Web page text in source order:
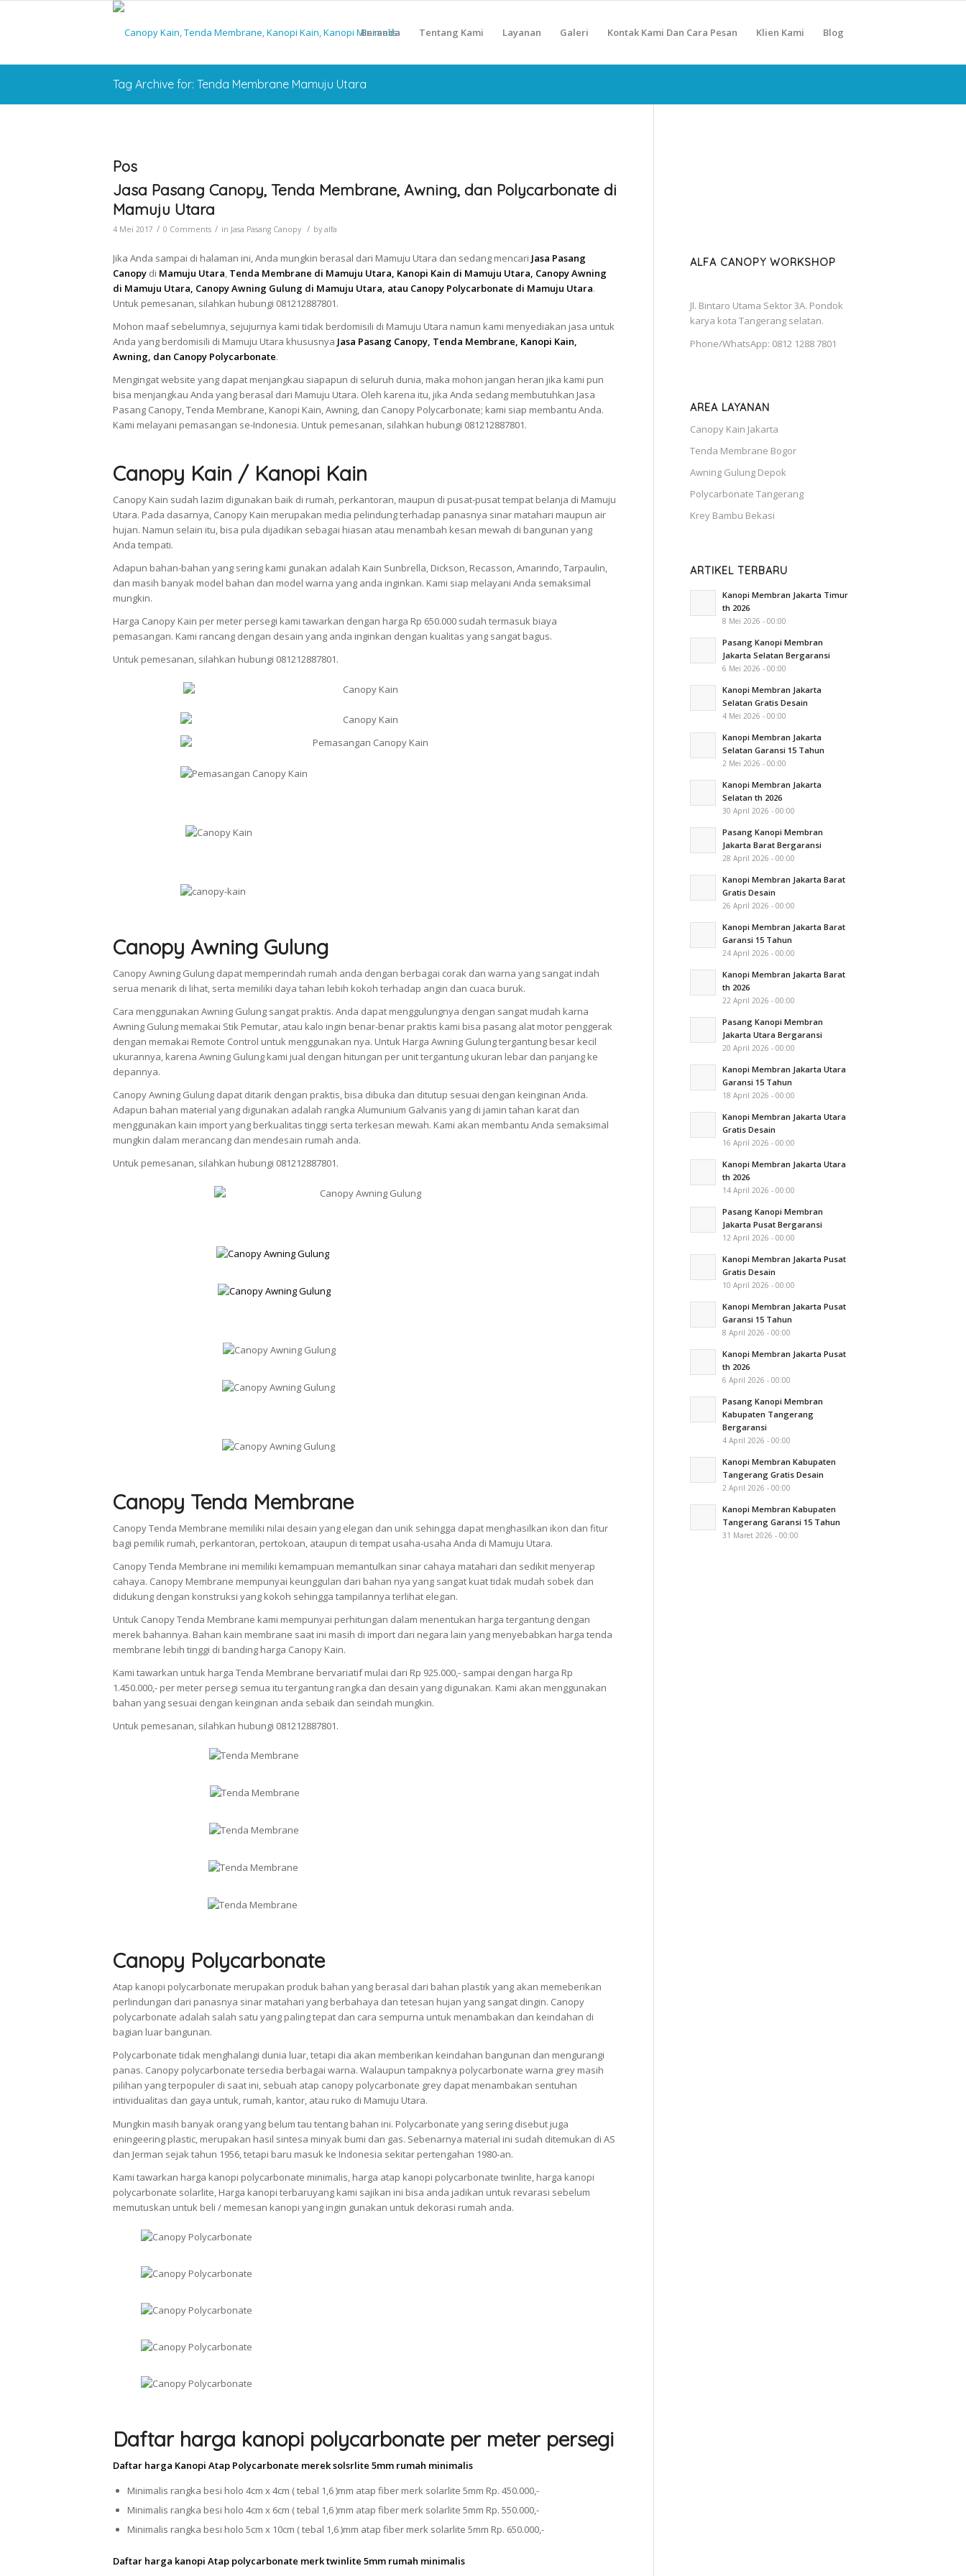
Beranda Tentang Kami Layanan Galeri Kontak Kami Dan Cara Pesan Klien Kami Blog
Tag Archive for: Tenda Membrane Mamuju Utara
Pos
Jasa Pasang Canopy, Tenda Membrane, Awning, dan Polycarbonate di
Mamuju Utara
4 Mei 2017 / 0 Comments / in Jasa Pasang Canopy / by alfa
Jika Anda sampai di halaman ini, Anda mungkin berasal dari Mamuju Utara dan sedang mencari Jasa Pasang
Canopy di Mamuju Utara, Tenda Membrane di Mamuju Utara, Kanopi Kain di Mamuju Utara, Canopy Awning
di Mamuju Utara, Canopy Awning Gulung di Mamuju Utara, atau Canopy Polycarbonate di Mamuju Utara.
Untuk pemesanan, silahkan hubungi 081212887801.
Mohon maaf sebelumnya, sejujurnya kami tidak berdomisili di Mamuju Utara namun kami menyediakan jasa untuk
Anda yang berdomisili di Mamuju Utara khususnya Jasa Pasang Canopy, Tenda Membrane, Kanopi Kain,
Awning, dan Canopy Polycarbonate.
Mengingat website yang dapat menjangkau siapapun di seluruh dunia, maka mohon jangan heran jika kami pun
bisa menjangkau Anda yang berasal dari Mamuju Utara. Oleh karena itu, jika Anda sedang membutuhkan Jasa
Pasang Canopy, Tenda Membrane, Kanopi Kain, Awning, dan Canopy Polycarbonate; kami siap membantu Anda.
Kami melayani pemasangan se-Indonesia. Untuk pemesanan, silahkan hubungi 081212887801.
Canopy Kain / Kanopi Kain
Canopy Kain sudah lazim digunakan baik di rumah, perkantoran, maupun di pusat-pusat tempat belanja di Mamuju
Utara. Pada dasarnya, Canopy Kain merupakan media pelindung terhadap panasnya sinar matahari maupun air
hujan. Namun selain itu, bisa pula dijadikan sebagai hiasan atau menambah kesan mewah di bangunan yang
Anda tempati.
Adapun bahan-bahan yang sering kami gunakan adalah Kain Sunbrella, Dickson, Recasson, Amarindo, Tarpaulin,
dan masih banyak model bahan dan model warna yang anda inginkan. Kami siap melayani Anda semaksimal
mungkin.
Harga Canopy Kain per meter persegi kami tawarkan dengan harga Rp 650.000 sudah termasuk biaya
pemasangan. Kami rancang dengan desain yang anda inginkan dengan kualitas yang sangat bagus.
Untuk pemesanan, silahkan hubungi 081212887801.
Canopy Awning Gulung
Canopy Awning Gulung dapat memperindah rumah anda dengan berbagai corak dan warna yang sangat indah
serua menarik di lihat, serta memiliki daya tahan lebih kokoh terhadap angin dan cuaca buruk.
Cara menggunakan Awning Gulung sangat praktis. Anda dapat menggulungnya dengan sangat mudah karna
Awning Gulung memakai Stik Pemutar, atau kalo ingin benar-benar praktis kami bisa pasang alat motor penggerak
dengan memakai Remote Control untuk menggunakan nya. Untuk Harga Awning Gulung tergantung besar kecil
ukurannya, karena Awning Gulung kami jual dengan hitungan per unit tergantung ukuran lebar dan panjang ke
depannya.
Canopy Awning Gulung dapat ditarik dengan praktis, bisa dibuka dan ditutup sesuai dengan keinginan Anda.
Adapun bahan material yang digunakan adalah rangka Alumunium Galvanis yang di jamin tahan karat dan
menggunakan kain import yang berkualitas tinggi serta terkesan mewah. Kami akan membantu Anda semaksimal
mungkin dalam merancang dan mendesain rumah anda.
Untuk pemesanan, silahkan hubungi 081212887801.
Canopy Tenda Membrane
Canopy Tenda Membrane memiliki nilai desain yang elegan dan unik sehingga dapat menghasilkan ikon dan fitur
bagi pemilik rumah, perkantoran, pertokoan, ataupun di tempat usaha-usaha Anda di Mamuju Utara.
Canopy Tenda Membrane ini memiliki kemampuan memantulkan sinar cahaya matahari dan sedikit menyerap
cahaya. Canopy Membrane mempunyai keunggulan dari bahan nya yang sangat kuat tidak mudah sobek dan
didukung dengan konstruksi yang kokoh sehingga tampilannya terlihat elegan.
Untuk Canopy Tenda Membrane kami mempunyai perhitungan dalam menentukan harga tergantung dengan
merek bahannya. Bahan kain membrane saat ini masih di import dari negara lain yang menyebabkan harga tenda
membrane lebih tinggi di banding harga Canopy Kain.
Kami tawarkan untuk harga Tenda Membrane bervariatif mulai dari Rp 925.000,- sampai dengan harga Rp
1.450.000,- per meter persegi semua itu tergantung rangka dan desain yang digunakan. Kami akan menggunakan
bahan yang sesuai dengan keinginan anda sebaik dan seindah mungkin.
Untuk pemesanan, silahkan hubungi 081212887801.
Canopy Polycarbonate
Atap kanopi polycarbonate merupakan produk bahan yang berasal dari bahan plastik yang akan memeberikan
perlindungan dari panasnya sinar matahari yang berbahaya dan tetesan hujan yang sangat dingin. Canopy
polycarbonate adalah salah satu yang paling tepat dan cara sempurna untuk menambakan dan keindahan di
bagian luar bangunan.
Polycarbonate tidak menghalangi dunia luar, tetapi dia akan memberikan keindahan bangunan dan mengurangi
panas. Canopy polycarbonate tersedia berbagai warna. Walaupun tampaknya polycarbonate warna grey masih
pilihan yang terpopuler di saat ini, sebuah atap canopy polycarbonate grey dapat menambakan sentuhan
intividualitas dan gaya untuk, rumah, kantor, atau ruko di Mamuju Utara.
Mungkin masih banyak orang yang belum tau tentang bahan ini. Polycarbonate yang sering disebut juga
eningeering plastic, merupakan hasil sintesa minyak bumi dan gas. Sebenarnya material ini sudah ditemukan di AS
dan Jerman sejak tahun 1956, tetapi baru masuk ke Indonesia sekitar pertengahan 1980-an.
Kami tawarkan harga kanopi polycarbonate minimalis, harga atap kanopi polycarbonate twinlite, harga kanopi
polycarbonate solarlite, Harga kanopi terbaruyang kami sajikan ini bisa anda jadikan untuk revarasi sebelum
memutuskan untuk beli / memesan kanopi yang ingin gunakan untuk dekorasi rumah anda.
Daftar harga kanopi polycarbonate per meter persegi
Daftar harga Kanopi Atap Polycarbonate merek solsrlite 5mm rumah minimalis
Minimalis rangka besi holo 4cm x 4cm ( tebal 1,6 )mm atap fiber merk solarlite 5mm Rp. 450.000,-
Minimalis rangka besi holo 4cm x 6cm ( tebal 1,6 )mm atap fiber merk solarlite 5mm Rp. 550.000,-
Minimalis rangka besi holo 5cm x 10cm ( tebal 1,6 )mm atap fiber merk solarlite 5mm Rp. 650.000,-
Daftar harga kanopi Atap polycarbonate merk twinlite 5mm rumah minimalis
ALFA CANOPY WORKSHOP
Jl. Bintaro Utama Sektor 3A. Pondok
karya kota Tangerang selatan.
Phone/WhatsApp: 0812 1288 7801
AREA LAYANAN
Canopy Kain Jakarta
Tenda Membrane Bogor
Awning Gulung Depok
Polycarbonate Tangerang
Krey Bambu Bekasi
ARTIKEL TERBARU
Kanopi Membran Jakarta Timur
th 2026
8 Mei 2026 - 00:00
Pasang Kanopi Membran
Jakarta Selatan Bergaransi
6 Mei 2026 - 00:00
Kanopi Membran Jakarta
Selatan Gratis Desain
4 Mei 2026 - 00:00
Kanopi Membran Jakarta
Selatan Garansi 15 Tahun
2 Mei 2026 - 00:00
Kanopi Membran Jakarta
Selatan th 2026
30 April 2026 - 00:00
Pasang Kanopi Membran
Jakarta Barat Bergaransi
28 April 2026 - 00:00
Kanopi Membran Jakarta Barat
Gratis Desain
26 April 2026 - 00:00
Kanopi Membran Jakarta Barat
Garansi 15 Tahun
24 April 2026 - 00:00
Kanopi Membran Jakarta Barat
th 2026
22 April 2026 - 00:00
Pasang Kanopi Membran
Jakarta Utara Bergaransi
20 April 2026 - 00:00
Kanopi Membran Jakarta Utara
Garansi 15 Tahun
18 April 2026 - 00:00
Kanopi Membran Jakarta Utara
Gratis Desain
16 April 2026 - 00:00
Kanopi Membran Jakarta Utara
th 2026
14 April 2026 - 00:00
Pasang Kanopi Membran
Jakarta Pusat Bergaransi
12 April 2026 - 00:00
Kanopi Membran Jakarta Pusat
Gratis Desain
10 April 2026 - 00:00
Kanopi Membran Jakarta Pusat
Garansi 15 Tahun
8 April 2026 - 00:00
Kanopi Membran Jakarta Pusat
th 2026
6 April 2026 - 00:00
Pasang Kanopi Membran
Kabupaten Tangerang
Bergaransi
4 April 2026 - 00:00
Kanopi Membran Kabupaten
Tangerang Gratis Desain
2 April 2026 - 00:00
Kanopi Membran Kabupaten
Tangerang Garansi 15 Tahun
31 Maret 2026 - 00:00